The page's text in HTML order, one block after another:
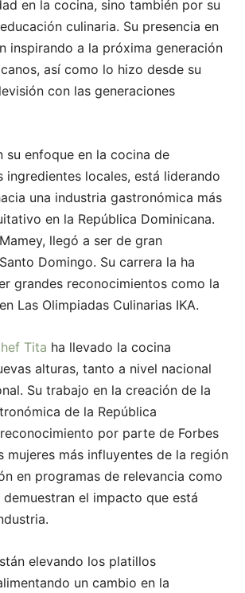
en la cocina, sino también por su
culinaria. Su presencia en
inspirando a la próxima generación
así como lo hizo desde su
con las generaciones
su enfoque en la cocina de
ingredientes locales, está liderando
una industria gastronómica más
en la República Dominicana.
llegó a ser de gran
Domingo. Su carrera la ha
grandes reconocimientos como la
Las Olimpiadas Culinarias IKA.
Tita ha llevado la cocina
alturas, tanto a nivel nacional
Su trabajo en la creación de la
de la República
por parte de Forbes
mujeres más influyentes de la región
en programas de relevancia como
demuestran el impacto que está
elevando los platillos
un cambio en la